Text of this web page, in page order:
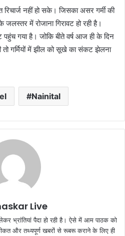
नहीं हो सके। जिसका असर गर्मी की
में रोजाना गिरावट हो रही है।
गया है। जोकि बीते वर्ष आज ही के दिन
तो गर्मियों में झील को सूखे का संकट झेलना
Nainital
Live
भ्रांतियां पैदा हो रही है। ऐसे में आम पाठक को
और तथ्यपूर्ण खबरों से रूबरू कराने के लिए ही